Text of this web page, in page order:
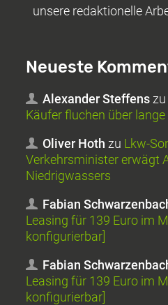
unsere redaktionelle
Neueste
Alexander Steffens zu
Käufer fluchen über
Oliver Hoth zu Lkw-
Verkehrsminister erwägt
Niedrigwassers
Fabian
Leasing für 139 Euro im
konfigurierbar]
Fabian
Leasing für 139 Euro im
konfigurierbar]